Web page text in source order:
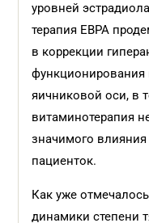
уровней
терапия ЕВРА
в коррекции
функционирования
яичниковой оси, в
витаминотерапия
значимого
пациенток.
Как уже
динамики степени